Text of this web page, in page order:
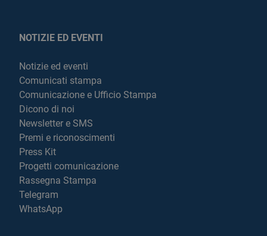
NOTIZIE ED EVENTI
Notizie ed eventi
Comunicati stampa
Comunicazione e Ufficio Stampa
Dicono di noi
Newsletter e SMS
Premi e riconoscimenti
Press Kit
Progetti comunicazione
Rassegna Stampa
Telegram
WhatsApp